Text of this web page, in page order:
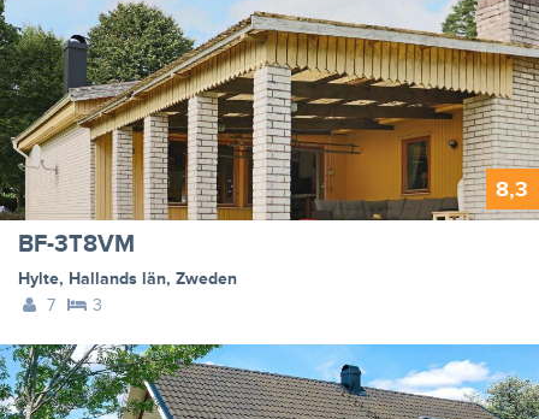
8,3
BF-3T8VM
Hylte, Hallands län, Zweden
7
3